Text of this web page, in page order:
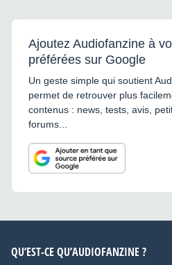
Ajoutez Audiofanzine à
préférées sur Google
Un geste simple qui soutient
permet de retrouver plus
contenus : news, tests, avis,
forums...
QU’EST-CE QU’AUDIOFANZINE ?